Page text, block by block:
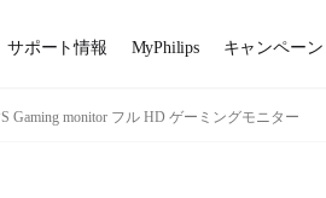
サポート情報 MyPhilips キャンペーン
Gaming monitor フル HD ゲーミングモニター